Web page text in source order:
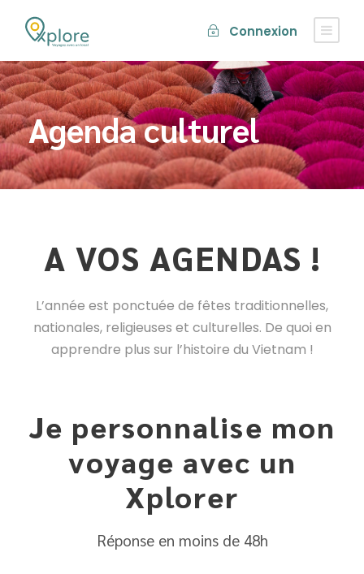
Connexion
Agenda culturel
A VOS AGENDAS !
L’année est ponctuée de fêtes traditionnelles,
nationales, religieuses et culturelles. De quoi en
apprendre plus sur l’histoire du Vietnam !
Je personnalise mon
voyage avec un
Xplorer
Réponse en moins de 48h